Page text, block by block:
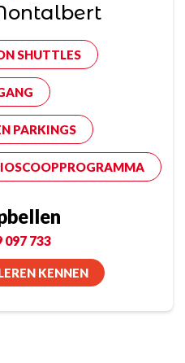
SHUTTLES
PARKINGS
097 733
KENNEN